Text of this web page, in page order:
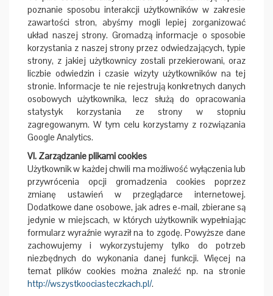
poznanie sposobu interakcji użytkowników w zakresie
zawartości stron, abyśmy mogli lepiej zorganizować
układ naszej strony. Gromadzą informacje o sposobie
korzystania z naszej strony przez odwiedzających, typie
strony, z jakiej użytkownicy zostali przekierowani, oraz
liczbie odwiedzin i czasie wizyty użytkowników na tej
stronie. Informacje te nie rejestrują konkretnych danych
osobowych użytkownika, lecz służą do opracowania
statystyk korzystania ze strony w stopniu
zagregowanym. W tym celu korzystamy z rozwiązania
Google Analytics.
VI. Zarządzanie plikami cookies
Użytkownik w każdej chwili ma możliwość wyłączenia lub
przywrócenia opcji gromadzenia cookies poprzez
zmianę ustawień w przeglądarce internetowej.
Dodatkowe dane osobowe, jak adres e-mail, zbierane są
jedynie w miejscach, w których użytkownik wypełniając
formularz wyraźnie wyraził na to zgodę. Powyższe dane
zachowujemy i wykorzystujemy tylko do potrzeb
niezbędnych do wykonania danej funkcji. Więcej na
temat plików cookies można znaleźć np. na stronie
http://wszystkoociasteczkach.pl/.